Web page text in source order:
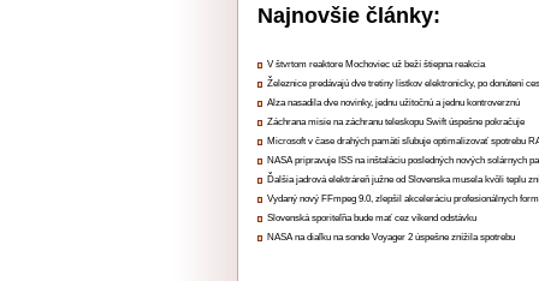
Najnovšie články:
V štvrtom reaktore Mochoviec už beží štiepna reakcia
Železnice predávajú dve tretiny lístkov elektronicky, po donútení
Alza nasadila dve novinky, jednu užitočnú a jednu kontroverznú
Záchrana misie na záchranu teleskopu Swift úspešne pokračuje
Microsoft v čase drahých pamätí sľubuje optimalizovať spotrebu
NASA pripravuje ISS na inštaláciu posledných nových solárnych
Ďalšia jadrová elektráreň južne od Slovenska musela kvôli teplu
Vydaný nový FFmpeg 9.0, zlepšil akceleráciu profesionálnych
Slovenská sporiteľňa bude mať cez víkend odstávku
NASA na diaľku na sonde Voyager 2 úspešne znížila spotrebu